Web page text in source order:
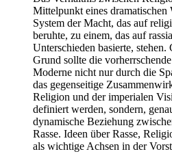
Mittelpunkt eines dramatischen
System der Macht, das auf
beruhte, zu einem, das auf
Unterschieden basierte, stehen.
Grund sollte die
Moderne nicht nur durch die
das gegenseitige
Religion und der imperialen
definiert werden, sondern,
dynamische Beziehung
Rasse. Ideen über Rasse,
als wichtige Achsen in der